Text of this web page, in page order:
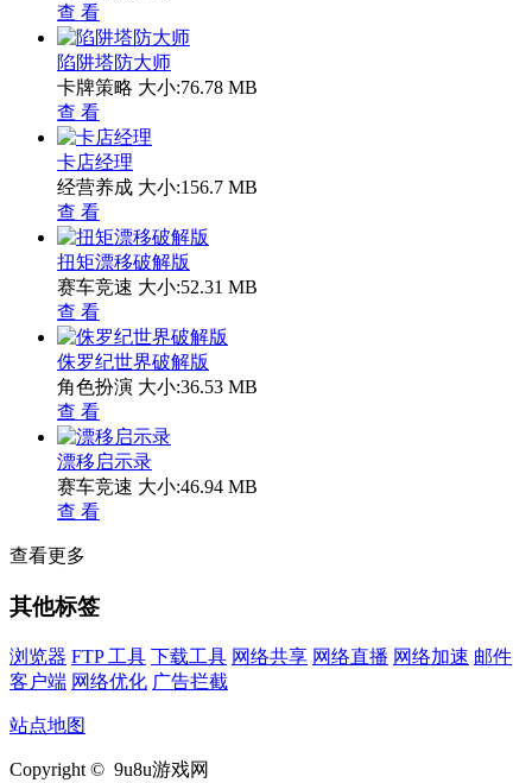
查 看
陷阱塔防大师
卡牌策略 大小:76.78 MB
查 看
卡店经理
经营养成 大小:156.7 MB
查 看
扭矩漂移破解版
赛车竞速 大小:52.31 MB
查 看
侏罗纪世界破解版
角色扮演 大小:36.53 MB
查 看
漂移启示录
赛车竞速 大小:46.94 MB
查 看
查看更多
其他标签
浏览器 FTP 工具 下载工具 网络共享 网络直播 网络加速 邮件
客户端 网络优化 广告拦截
站点地图
Copyright © 9u8u游戏网